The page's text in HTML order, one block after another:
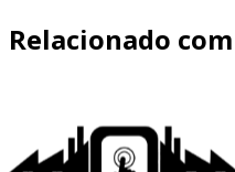
Relacionado